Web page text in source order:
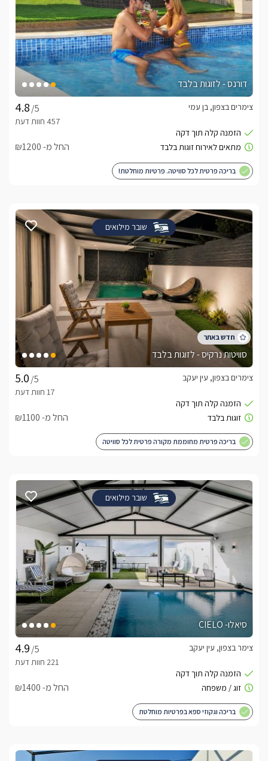
דורנס - לזוגות בלבד
/5
צימרים בצפון, בן עמי
החל מ- ₪1200
בריכה פרטית לכל סוויטה. פרטיות מוחלטת!
שובר מילואים
סוויטות נרקיס - לזוגות בלבד
/5
צימרים בצפון, עין יעקב
החל מ- ₪1100
בריכה פרטית מחוממת מקורה פרטית לכל סוויטה
שובר מילואים
סיאלו- CIELO
/5
צימר בצפון, עין יעקב
החל מ- ₪1400
בריכה וגקוזי ספא בפרטיות מוחלטת